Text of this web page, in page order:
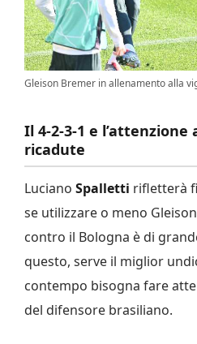
Gleison Bremer in allenamento alla
Il 4-2-3-1 e l’attenzione
ricadute
Luciano Spalletti rifletterà
se utilizzare o meno Gleison
contro il Bologna è di
questo, serve il miglior
contempo bisogna fare
del difensore brasiliano.